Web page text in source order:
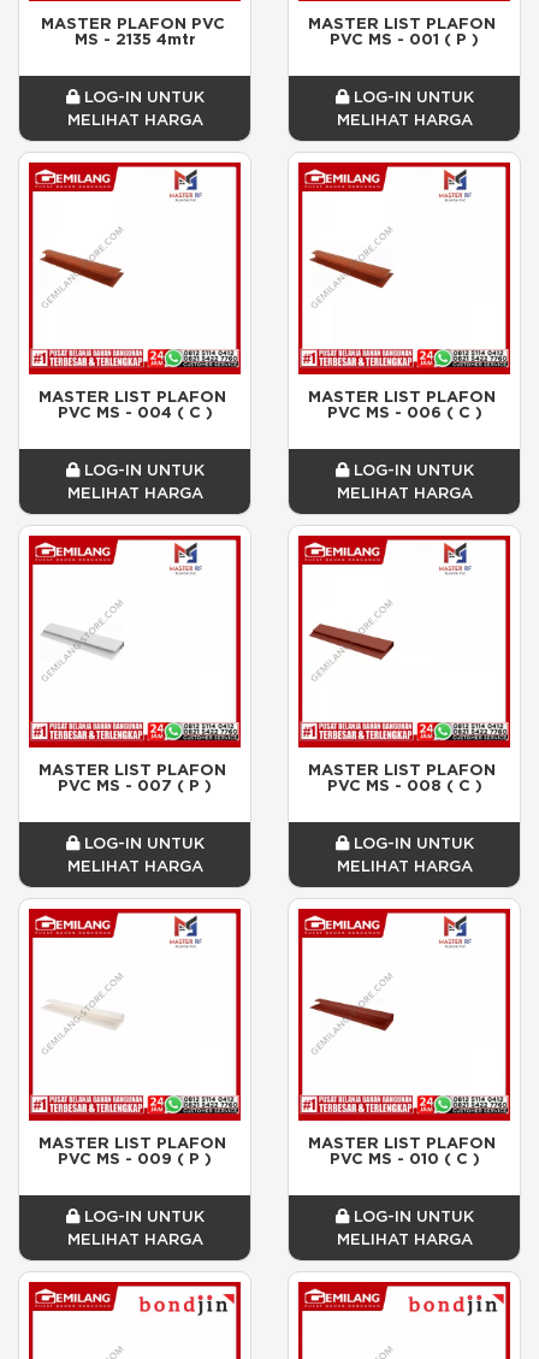
MASTER PLAFON PVC
MS - 2135 4mtr
LOG-IN UNTUK
MELIHAT HARGA
MASTER LIST PLAFON
PVC MS - 001 ( P )
LOG-IN UNTUK
MELIHAT HARGA
MASTER LIST PLAFON
PVC MS - 004 ( C )
LOG-IN UNTUK
MELIHAT HARGA
MASTER LIST PLAFON
PVC MS - 006 ( C )
LOG-IN UNTUK
MELIHAT HARGA
MASTER LIST PLAFON
PVC MS - 007 ( P )
LOG-IN UNTUK
MELIHAT HARGA
MASTER LIST PLAFON
PVC MS - 008 ( C )
LOG-IN UNTUK
MELIHAT HARGA
MASTER LIST PLAFON
PVC MS - 009 ( P )
LOG-IN UNTUK
MELIHAT HARGA
MASTER LIST PLAFON
PVC MS - 010 ( C )
LOG-IN UNTUK
MELIHAT HARGA